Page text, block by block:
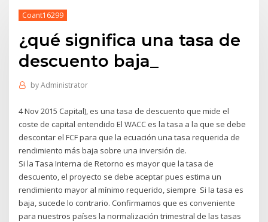
Coant16299
¿qué significa una tasa de
descuento baja_
byAdministrator
4 Nov 2015 Capital), es una tasa de descuento que mide el
coste de capital entendido El WACC es la tasa a la que se debe
descontar el FCF para que la ecuación una tasa requerida de
rendimiento más baja sobre una inversión de.
Si la Tasa Interna de Retorno es mayor que la tasa de
descuento, el proyecto se debe aceptar pues estima un
rendimiento mayor al mínimo requerido, siempre Si la tasa es
baja, sucede lo contrario. Confirmamos que es conveniente
para nuestros países la normalización trimestral de las tasas